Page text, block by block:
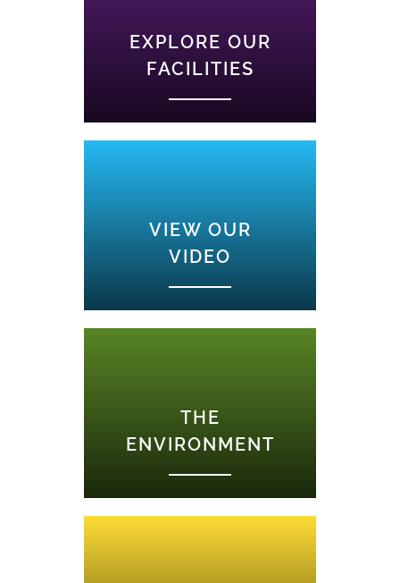
EXPLORE OUR
FACILITIES
VIEW OUR
VIDEO
THE
ENVIRONMENT